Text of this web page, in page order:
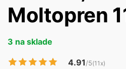
Moltopren
3 na sklade
4.91/5(11x)